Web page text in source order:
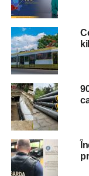
UP NEXT
angajatilor
in instanta:
fost obligat
pentru fiecare
DON'T MISS
VIDEO-
bucurestenii:
bulevarde și